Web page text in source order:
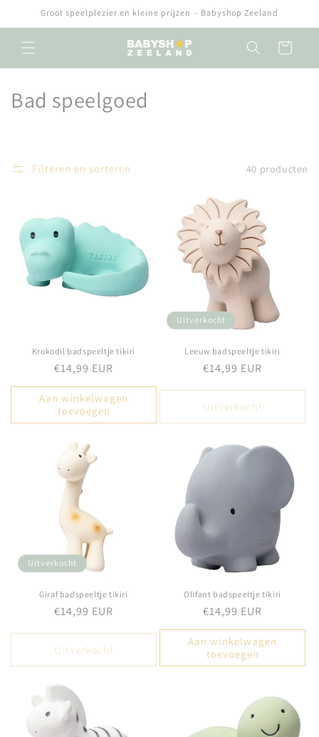
naar de
content
Groot speelplezier en kleine prijzen - Babyshop Zeeland
Winkelwagen
C
c
Bad speelgoed
Filteren en sorteren 40 producten
Krokodil badspeeltje tikiri
Normale
prijs
€14,99 EUR
Aan winkelwagen
toevoegen
Uitverkocht
Leeuw badspeeltje tikiri
Normale
€14,99 EUR
Uitverkocht
Uitverkocht
Giraf badspeeltje tikiri
Normale
€14,99 EUR
Uitverkocht
Olifant badspeeltje tikiri
Normale
prijs
€14,99 EUR
Aan winkelwagen
toevoegen